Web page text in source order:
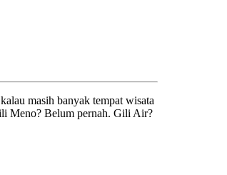
masih banyak tempat wisata
Meno? Belum pernah. Gili Air?